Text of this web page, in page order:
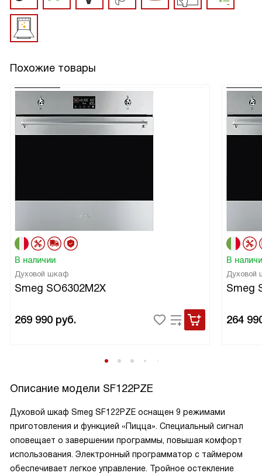
Похожие товары
В наличии
Духовой шкаф
Smeg SO6302M2X
269 990 руб.
В
Духовой
Smeg
264
Описание модели SF122PZE
Духовой шкаф Smeg SF122PZE оснащен 9 режимами
приготовления и функцией «Пицца». Специальный сигнал
оповещает о завершении программы, повышая комфорт
использования. Электронный программатор с таймером
обеспечивает легкое управление. Тройное остекление